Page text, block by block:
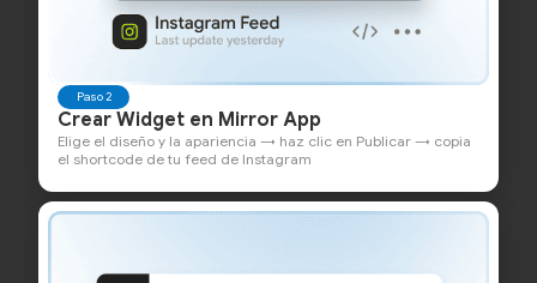
Paso 2
Crear Widget en Mirror App
Elige el diseño y la apariencia → haz clic en Publicar → copia
el shortcode de tu feed de Instagram